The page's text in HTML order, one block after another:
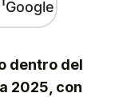
dentro del
2025, con